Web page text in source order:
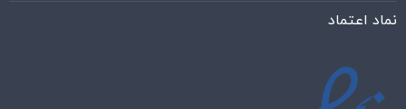
نماد اعتماد